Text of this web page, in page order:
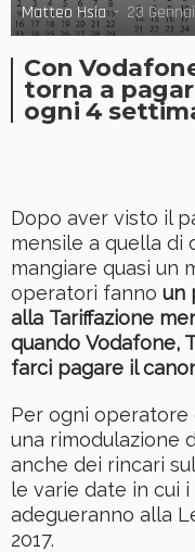
Matteo Hsia 23
Con
torna a
ogni 4
Dopo aver visto il
mensile a quella di
mangiare quasi un
operatori fanno un
alla Tariffazione
quando Vodafone,
farci pagare il
Per ogni operatore
una rimodulazione
anche dei rincari
le varie date in cui
adegueranno alla
2017.